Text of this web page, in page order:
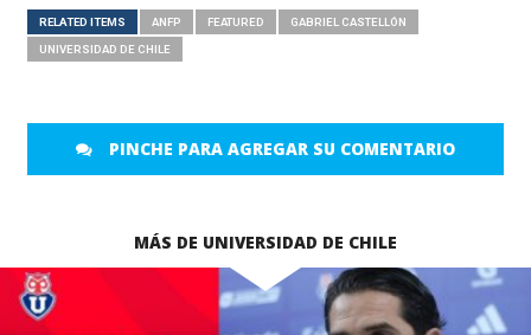
RELATED ITEMS ANFP FEATURED GABRIEL CASTELLÓN
UNIVERSIDAD DE CHILE
PINCHE PARA AGREGAR SU COMENTARIO
MÁS DE UNIVERSIDAD DE CHILE